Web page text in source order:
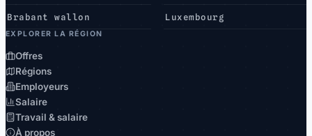
Brabant wallon Luxembourg
EXPLORER LA RÉGION
Offres
Régions
Employeurs
Salaire
Travail & salaire
À propos